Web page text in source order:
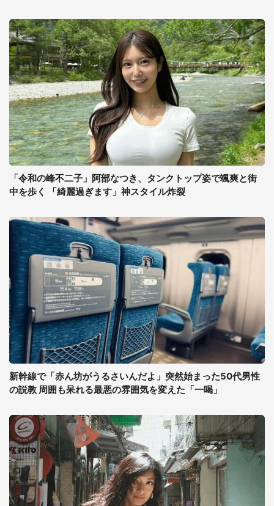
「令和の峰不二子」阿部なつき、タンクトップ姿で颯爽と街
中を歩く 「綺麗過ぎます」神スタイル炸裂
新幹線で「赤ん坊がうるさいんだよ」突然始まった50代男性
の説教 周囲も呆れる最悪の雰囲気を変えた「一喝」